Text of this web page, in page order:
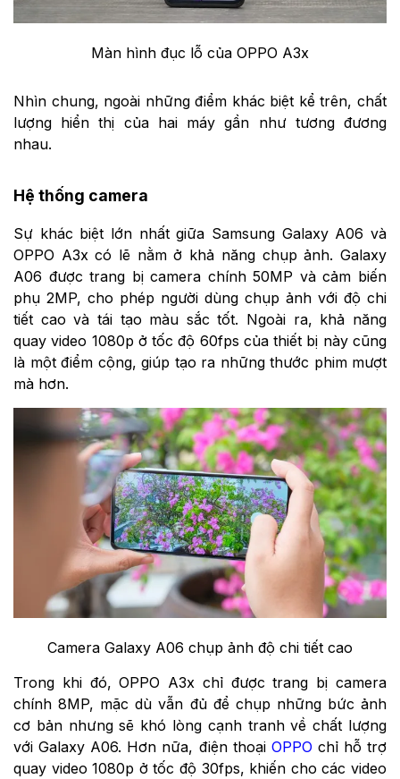
Màn hình đục lỗ của OPPO A3x
Nhìn chung, ngoài những điểm khác biệt kể trên, chất
lượng hiển thị của hai máy gần như tương đương
nhau.
Hệ thống camera
Sự khác biệt lớn nhất giữa Samsung Galaxy A06 và
OPPO A3x có lẽ nằm ở khả năng chụp ảnh. Galaxy
A06 được trang bị camera chính 50MP và cảm biến
phụ 2MP, cho phép người dùng chụp ảnh với độ chi
tiết cao và tái tạo màu sắc tốt. Ngoài ra, khả năng
quay video 1080p ở tốc độ 60fps của thiết bị này cũng
là một điểm cộng, giúp tạo ra những thước phim mượt
mà hơn.
Camera Galaxy A06 chụp ảnh độ chi tiết cao
Trong khi đó, OPPO A3x chỉ được trang bị camera
chính 8MP, mặc dù vẫn đủ để chụp những bức ảnh
cơ bản nhưng sẽ khó lòng cạnh tranh về chất lượng
với Galaxy A06. Hơn nữa, điện thoại OPPO chỉ hỗ trợ
quay video 1080p ở tốc độ 30fps, khiến cho các video